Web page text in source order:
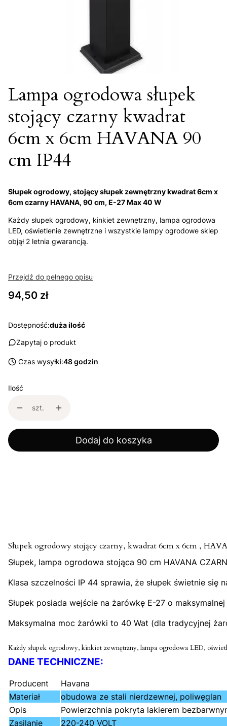
Lampa ogrodowa słupek
stojący czarny kwadrat
6cm x 6cm HAVANA 90
cm IP44
Słupek ogrodowy, stojący słupek zewnętrzny kwadrat 6cm x
6cm czarny HAVANA, 90 cm, E-27 Max 40 W
Każdy słupek ogrodowy, kinkiet zewnętrzny, lampa ogrodowa
LED, oświetlenie zewnętrzne i wszystkie lampy ogrodowe sklep
objął 2 letnia gwarancją.
Przejdź do pełnego opisu
Cena
94,50 zł
Dostępność:duża ilość
Zapytaj o produkt
Czas wysyłki:48 godzin
Ilość
szt.
Dodaj do koszyka
Słupek ogrodowy stojący czarny, kwadrat 6cm x 6cm ,
Słupek, lampa ogrodowa stojąca 90 cm HAVANA
Klasa szczelności IP 44 sprawia, że słupek świetnie
Słupek posiada wejście na żarówkę E-27 o
Maksymalna moc żarówki to 40 Wat (dla tradycyjnej
Każdy słupek ogrodowy, kinkiet zewnętrzny, lampa ogrodowa LED,
DANE TECHNICZNE:
Producent
Havana
Materiał
obudowa ze stali nierdzewnej, poliwęglan
Opis
Powierzchnia pokryta lakierem
Zasilanie
220-240 VOLT